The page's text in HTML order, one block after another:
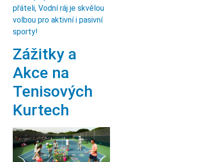
přáteli, Vodní ráj je skvělou
volbou pro aktivní i pasivní
sporty!
Zážitky a
Akce na
Tenisových
Kurtech